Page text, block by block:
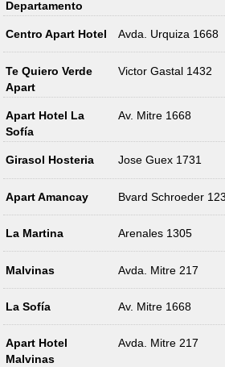
Departamento
Centro Apart Hotel Avda. Urquiza 1668
Te Quiero Verde
Apart
Victor Gastal 1432
Apart Hotel La
Sofía
Av. Mitre 1668
Girasol Hosteria Jose Guex 1731
Apart Amancay Bvard Schroeder
La Martina Arenales 1305
Malvinas Avda. Mitre 217
La Sofía Av. Mitre 1668
Apart Hotel
Malvinas
Avda. Mitre 217